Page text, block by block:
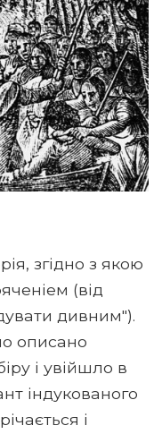
згідно з якою
(від
дивним").
описано
і увійшло в
індукованого
і